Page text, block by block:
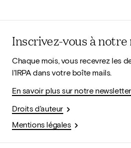
Inscrivez-vous à
Chaque mois, vous recevrez les
l'IRPA dans votre boîte mails.
En savoir plus sur notre newsletter
Droits d'auteur
Mentions légales